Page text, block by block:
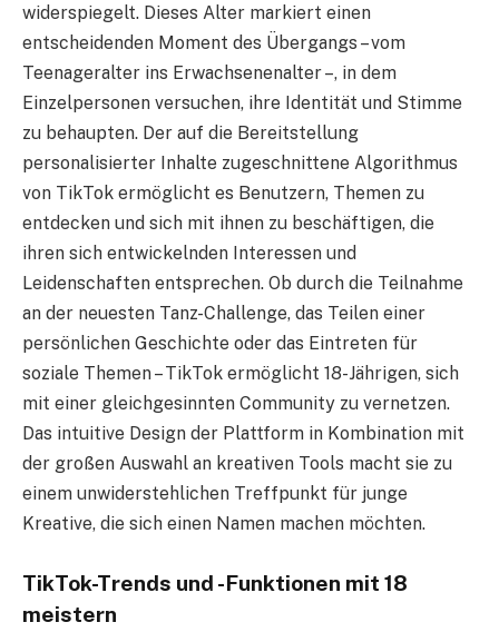
widerspiegelt. Dieses Alter markiert einen
entscheidenden Moment des Übergangs – vom
Teenageralter ins Erwachsenenalter –, in dem
Einzelpersonen versuchen, ihre Identität und Stimme
zu behaupten. Der auf die Bereitstellung
personalisierter Inhalte zugeschnittene Algorithmus
von TikTok ermöglicht es Benutzern, Themen zu
entdecken und sich mit ihnen zu beschäftigen, die
ihren sich entwickelnden Interessen und
Leidenschaften entsprechen. Ob durch die Teilnahme
an der neuesten Tanz-Challenge, das Teilen einer
persönlichen Geschichte oder das Eintreten für
soziale Themen – TikTok ermöglicht 18-Jährigen, sich
mit einer gleichgesinnten Community zu vernetzen.
Das intuitive Design der Plattform in Kombination mit
der großen Auswahl an kreativen Tools macht sie zu
einem unwiderstehlichen Treffpunkt für junge
Kreative, die sich einen Namen machen möchten.
TikTok-Trends und -Funktionen mit 18
meistern